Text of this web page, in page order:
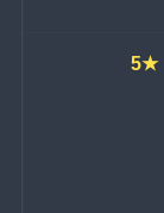
5★